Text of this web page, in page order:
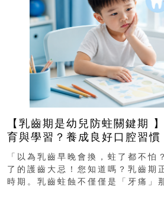
【乳齒期是幼兒防蛀關鍵期
育與學習？養成良好口腔習慣， 舒適達 強
瑯質 兒童牙膏防護指南
「以為乳齒早晚會換，蛀了都不怕
了的護齒大忌！您知道嗎？乳齒期
時期。乳齒蛀蝕不僅僅是「牙痛」